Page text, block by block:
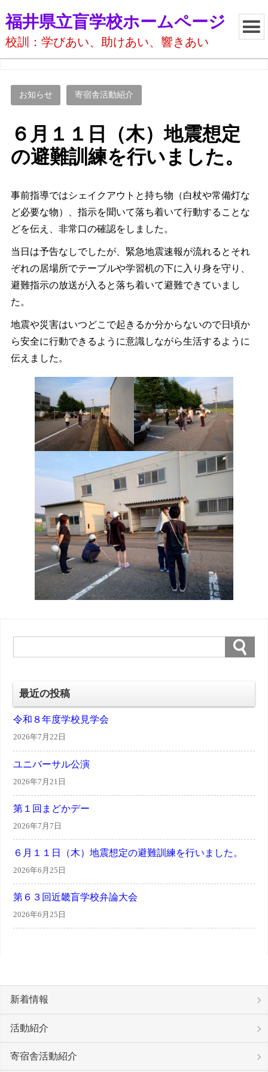
福井県立盲学校ホームページ
校訓：学びあい、助けあい、響きあい
お知らせ 寄宿舎活動紹介
６月１１日（木）地震想定
の避難訓練を行いました。
事前指導ではシェイクアウトと持ち物（白杖や常備灯な
ど必要な物）、指示を聞いて落ち着いて行動することな
どを伝え、非常口の確認をしました。
当日は予告なしでしたが、緊急地震速報が流れるとそれ
ぞれの居場所でテーブルや学習机の下に入り身を守り、
避難指示の放送が入ると落ち着いて避難できていまし
た。
地震や災害はいつどこで起きるか分からないので日頃か
ら安全に行動できるように意識しながら生活するように
伝えました。
最近の投稿
令和８年度学校見学会
2026年7月22日
ユニバーサル公演
2026年7月21日
第１回まどかデー
2026年7月7日
６月１１日（木）地震想定の避難訓練を行いました。
2026年6月25日
第６３回近畿盲学校弁論大会
2026年6月25日
新着情報
活動紹介
寄宿舎活動紹介